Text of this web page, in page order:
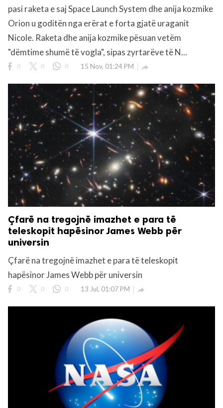
pasi raketa e saj Space Launch System dhe anija kozmike
Orion u goditën nga erërat e forta gjatë uraganit
Nicole. Raketa dhe anija kozmike pësuan vetëm
"dëmtime shumë të vogla", sipas zyrtarëve të N...
0 0 0 15 Nov, 01:24 PM 
Çfarë na tregojnë imazhet e para të
teleskopit hapësinor James Webb për
universin
Çfarë na tregojnë imazhet e para të teleskopit
hapësinor James Webb për universin
0 0 0 13 Jul, 01:07 PM 